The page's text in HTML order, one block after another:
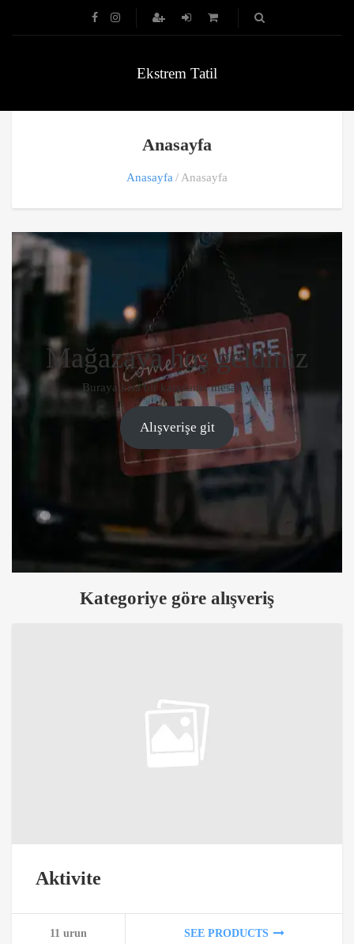
Ekstrem Tatil
Anasayfa
Anasayfa Anasayfa
Mağazaya hoş geldiniz
Buraya kısa bir karşılama mesajı yazın
Alışverişe git
Kategoriye göre alışveriş
Aktivite
11 urun SEE PRODUCTS